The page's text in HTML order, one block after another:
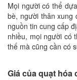
Mọi người có thể
bè, người thân xung
nguồn tin cung cấp
nhiều, mọi người có
thế mà cũng cần có
Giá của quạt hóa